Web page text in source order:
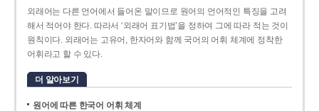
외래어는 다른 언어에서 들어온 말이므로 원어의 언어적인 특징을 고려
해서 적어야 한다. 따라서 ‘외래어 표기법’을 정하여 그에 따라 적는 것이
원칙이다. 외래어는 고유어, 한자어와 함께 국어의 어휘 체계에 정착한
어휘라고 할 수 있다.
더 알아보기
원어에 따른 한국어 어휘 체계